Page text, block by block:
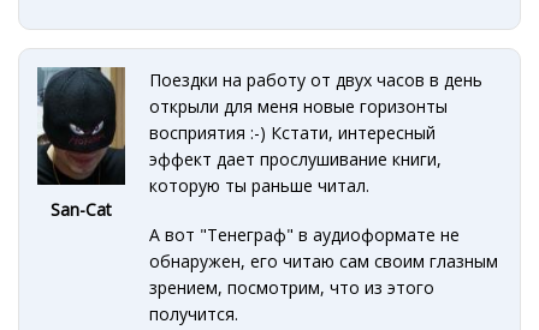
San-Cat
Поездки на работу от двух часов в день
открыли для меня новые горизонты
восприятия :-) Кстати, интересный
эффект дает прослушивание книги,
которую ты раньше читал.
А вот "Тенеграф" в аудиоформате не
обнаружен, его читаю сам своим глазным
зрением, посмотрим, что из этого
получится.